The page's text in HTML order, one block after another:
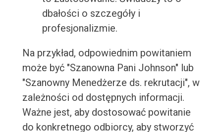
dbałości o szczegóły i
profesjonalizmie.
Na przykład, odpowiednim powitaniem
może być "Szanowna Pani Johnson" lub
"Szanowny Menedżerze ds. rekrutacji", w
zależności od dostępnych informacji.
Ważne jest, aby dostosować powitanie
do konkretnego odbiorcy, aby stworzyć